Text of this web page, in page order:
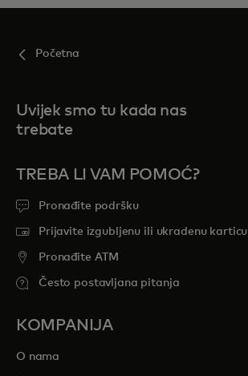
Početna
Uvijek smo tu kada nas
trebate
TREBA LI VAM POMOĆ?
Pronađite podršku
Prijavite izgubljenu ili ukradenu karticu
Pronađite ATM
Često postavljana pitanja
KOMPANIJA
O nama